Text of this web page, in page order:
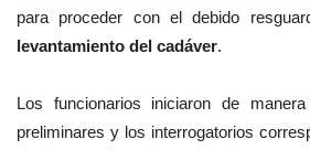
para proceder con el debido
levantamiento del cadáver.
Los funcionarios iniciaron de
preliminares y los interrogatorios